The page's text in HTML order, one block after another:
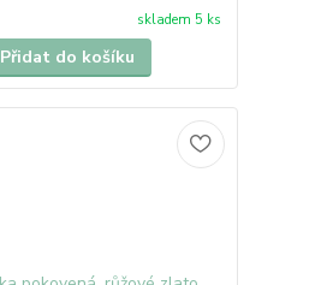
skladem 5 ks
Přidat do košíku